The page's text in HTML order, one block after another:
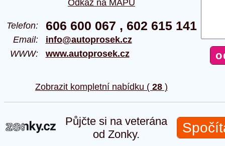
Odkaz na MAPU
Telefon: 606 600 067 , 602 615 141
Email: info@autoprosek.cz
WWW: www.autoprosek.cz
Zobrazit kompletní nabídku ( 28 )
Půjčte si na veterána
od Zonky.